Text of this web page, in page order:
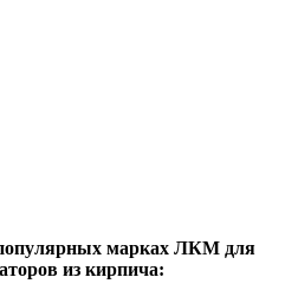
марках ЛКМ для
из кирпича: